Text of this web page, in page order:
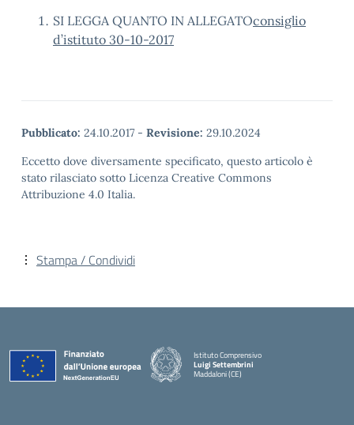
SI LEGGA QUANTO IN ALLEGATOconsiglio
d’istituto 30-10-2017
Pubblicato: 24.10.2017 - Revisione: 29.10.2024
Eccetto dove diversamente specificato, questo articolo è
stato rilasciato sotto Licenza Creative Commons
Attribuzione 4.0 Italia.
Stampa / Condividi
Istituto Comprensivo
Luigi Settembrini
Maddaloni (CE)